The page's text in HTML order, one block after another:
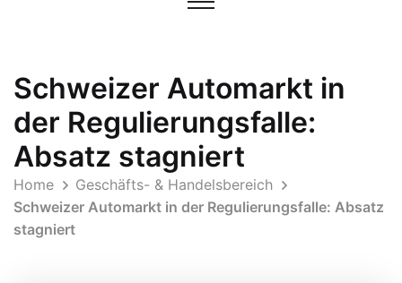
Schweizer Automarkt in
der Regulierungsfalle:
Absatz stagniert
Home
Geschäfts- & Handelsbereich
Schweizer Automarkt in der Regulierungsfalle: Absatz
stagniert